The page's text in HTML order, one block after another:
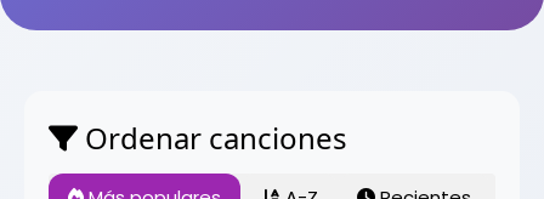
Ordenar canciones